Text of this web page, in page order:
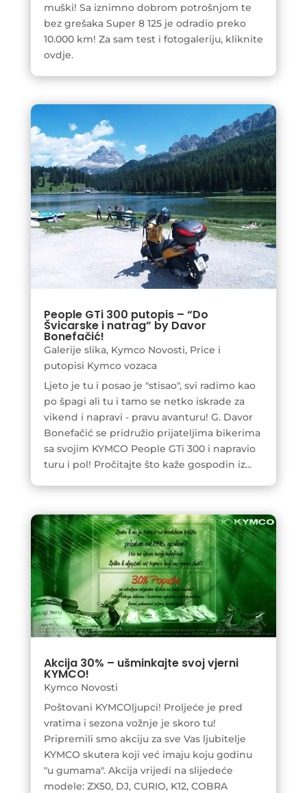
muški! Sa iznimno dobrom potrošnjom te
bez grešaka Super 8 125 je odradio preko
10.000 km! Za sam test i fotogaleriju, kliknite
ovdje.
People GTi 300 putopis – “Do
Švicarske i natrag” by Davor
Bonefačić!
Galerije slika, Kymco Novosti, Price i
putopisi Kymco vozaca
Ljeto je tu i posao je "stisao", svi radimo kao
po špagi ali tu i tamo se netko iskrade za
vikend i napravi - pravu avanturu! G. Davor
Bonefačić se pridružio prijateljima bikerima
sa svojim KYMCO People GTi 300 i napravio
turu i pol! Pročitajte što kaže gospodin iz...
Akcija 30% – ušminkajte svoj vjerni
KYMCO!
Kymco Novosti
Poštovani KYMCOljupci! Proljeće je pred
vratima i sezona vožnje je skoro tu!
Pripremili smo akciju za sve Vas ljubitelje
KYMCO skutera koji već imaju koju godinu
"u gumama". Akcija vrijedi na slijedeće
modele: ZX50, DJ, CURIO, K12, COBRA